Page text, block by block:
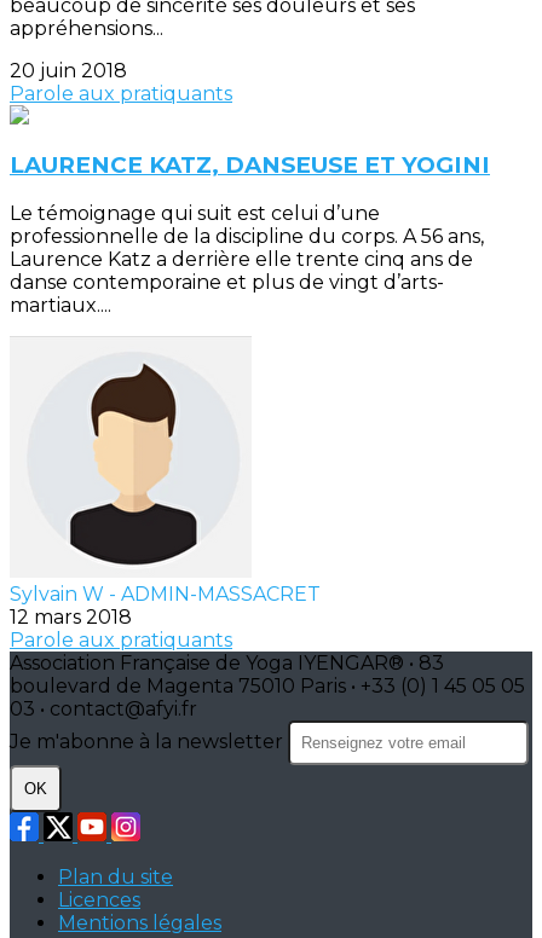
beaucoup de sincérité ses douleurs et ses
appréhensions...
20 juin 2018
Parole aux pratiquants
LAURENCE KATZ, DANSEUSE ET YOGINI
Le témoignage qui suit est celui d’une
professionnelle de la discipline du corps. A 56 ans,
Laurence Katz a derrière elle trente cinq ans de
danse contemporaine et plus de vingt d’arts-
martiaux....
Sylvain W - ADMIN-MASSACRET
12 mars 2018
Parole aux pratiquants
Association Française de Yoga IYENGAR® • 83
boulevard de Magenta 75010 Paris • +33 (0) 1 45 05 05
03 • contact@afyi.fr
Je m'abonne à la newsletter
OK
Plan du site
Licences
Mentions légales